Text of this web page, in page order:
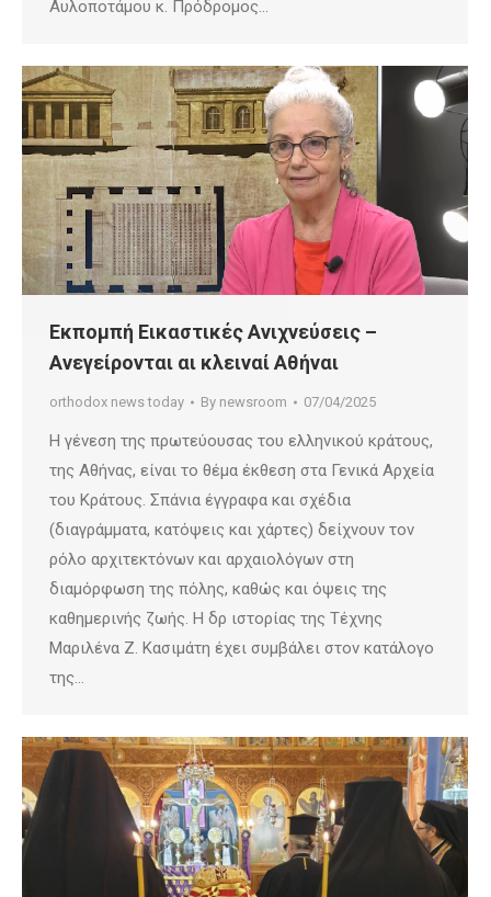
Αυλοποτάμου κ. Πρόδρομος…
Εκπομπή Εικαστικές Ανιχνεύσεις –
Ανεγείρονται αι κλειναί Αθήναι
orthodox news today By newsroom 07/04/2025
Η γένεση της πρωτεύουσας του ελληνικού κράτους,
της Αθήνας, είναι το θέμα έκθεση στα Γενικά Αρχεία
του Κράτους. Σπάνια έγγραφα και σχέδια
(διαγράμματα, κατόψεις και χάρτες) δείχνουν τον
ρόλο αρχιτεκτόνων και αρχαιολόγων στη
διαμόρφωση της πόλης, καθώς και όψεις της
καθημερινής ζωής. Η δρ ιστορίας της Τέχνης
Μαριλένα Ζ. Κασιμάτη έχει συμβάλει στον κατάλογο
της…